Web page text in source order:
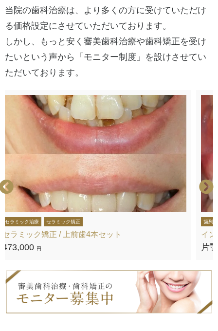
当院の歯科治療は、より多くの方に受けていただけ
る価格設定にさせていただいております。
しかし、もっと安く審美歯科治療や歯科矯正を受け
たいという声から
「モニター制度」を設けさせてい
ただいております。
セラミック治療 セラミック矯正
セラミック矯正 / 上前歯4本セット
473,000 円
歯列
イ
片